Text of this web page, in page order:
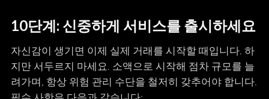
10단계: 신중하게 서비스를 출시하세요
자신감이 생기면 이제 실제 거래를 시작할 때입니다. 하
지만 서두르지 마세요. 소액으로 시작해 점차 규모를 늘
려가며, 항상 위험 관리 수단을 철저히 갖추어야 합니다.